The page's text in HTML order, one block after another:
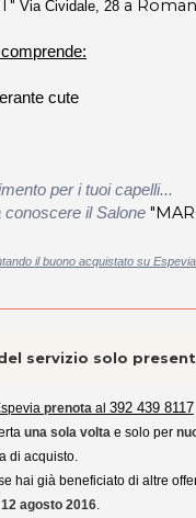
Via Cividale, 28 a
cute
per i tuoi capelli...
conoscere il Salone
il buono acquistato su Espevia.
servizio solo
prenota al 392 439 8117
una sola volta e solo per
di acquisto.
hai già beneficiato di altre
agosto 2016.